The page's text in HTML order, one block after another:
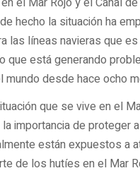
hecho la situación ha
las líneas navieras que es
que está generando
desde hace ocho
que se vive en el
importancia de proteger
están expuestos a
de los hutíes en el Mar